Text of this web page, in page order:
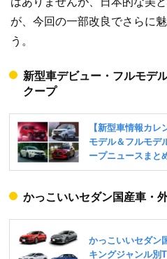
が、今回の一部改良でさらに
う。
新型車デビュー・フルモデ
クープ
かっこいいセダン国産車・